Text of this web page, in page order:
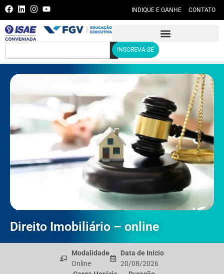
INDIQUE E GANHE CONTATO
INSCREVA-SE
Direito Imobiliário – online
Modalidade
Online
Data de Início
20/08/2026